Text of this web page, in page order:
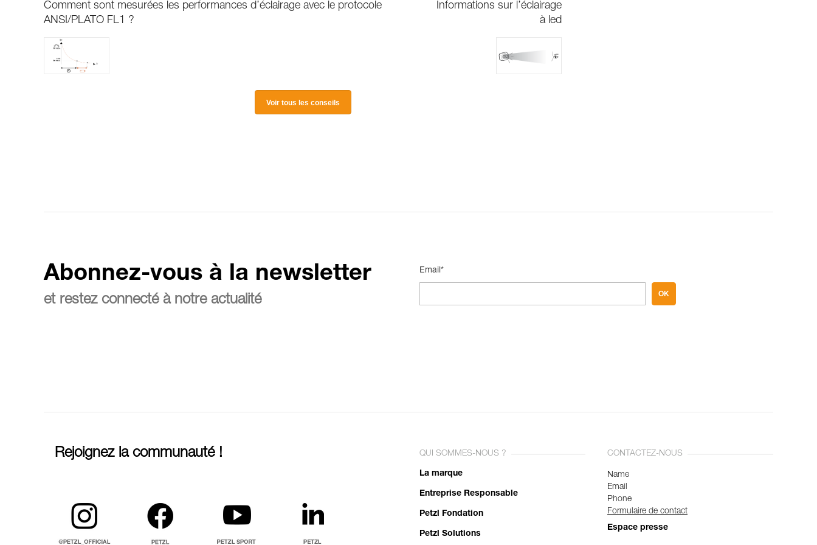
Comment sont mesurées les performances d’éclairage avec le protocole
ANSI/PLATO FL1 ?
Informations sur l’éclairage
à led
Voir tous les conseils
Abonnez-vous à la newsletter
et restez connecté à notre actualité
Email*
OK
Rejoignez la communauté ! QUI SOMMES-NOUS ?
La marque
Entreprise Responsable
Petzl Fondation
Petzl Solutions
CONTACTEZ-NOUS
Name
Email
Phone
Formulaire de contact
Espace presse